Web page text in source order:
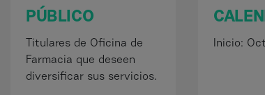
PÚBLICO
Titulares de Oficina de
Farmacia que deseen
diversificar sus servicios.
Inicio: